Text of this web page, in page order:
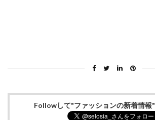
Followして"ファッションの新着情報